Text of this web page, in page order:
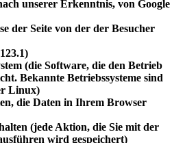
unserer Erkenntnis, von Google
der Seite von der der Besucher
(die Software, die den Betrieb
Bekannte Betriebssysteme sind
Linux)
die Daten in Ihrem Browser
(jede Aktion, die Sie mit der
wird gespeichert)